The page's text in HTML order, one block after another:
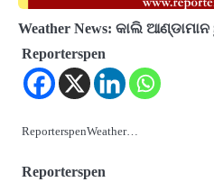
Weather News: କାଲି
Reporterspen
ReporterspenWeather…
Reporterspen